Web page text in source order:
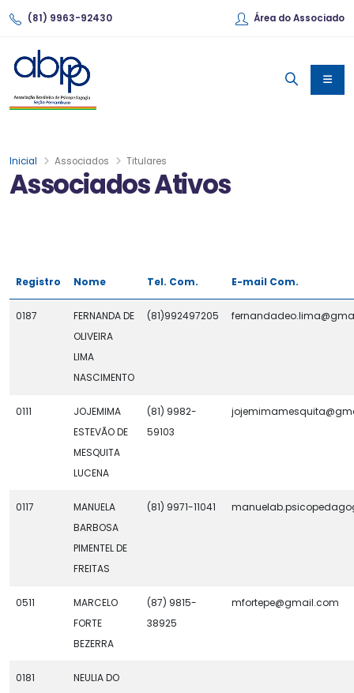
(81) 9963-92430 Área do Associado
Associados Ativos
Inicial Associados Titulares
Registro Nome Tel. Com. E-mail Com.
0187
FERNANDA DE
OLIVEIRA
LIMA
NASCIMENTO
(81)992497205
0111
JOJEMIMA
ESTEVÃO DE
MESQUITA
LUCENA
(81) 9982-
59103
0117
MANUELA
BARBOSA
PIMENTEL DE
FREITAS
(81) 9971-11041
0511
MARCELO
FORTE
BEZERRA
(87) 9815-
38925
mfortepe@gmail.com
0181
NEULIA DO